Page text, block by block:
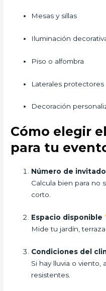
Mesas y sillas
Iluminación
Piso o alfombra
Laterales protectores
Decoración
Cómo elegir
para tu
Número de
Calcula bien para no
corto.
Espacio disponible
Mide tu jardín,
Condiciones del
Si hay lluvia o viento,
resistentes.